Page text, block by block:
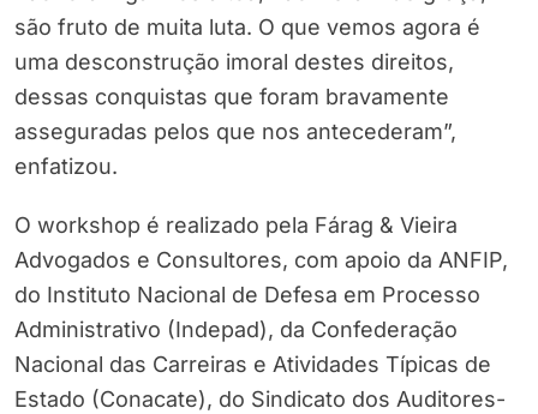
são fruto de muita luta. O que vemos agora é
uma desconstrução imoral destes direitos,
dessas conquistas que foram bravamente
asseguradas pelos que nos antecederam”,
enfatizou.
O workshop é realizado pela Fárag & Vieira
Advogados e Consultores, com apoio da ANFIP,
do Instituto Nacional de Defesa em Processo
Administrativo (Indepad), da Confederação
Nacional das Carreiras e Atividades Típicas de
Estado (Conacate), do Sindicato dos Auditores-